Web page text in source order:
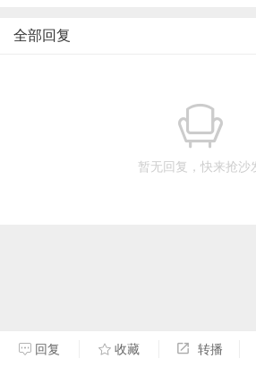
全部回复
暂无回复，快来抢沙
回复 收藏 转播